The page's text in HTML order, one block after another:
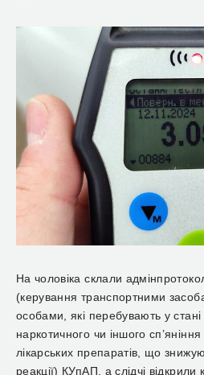
На чоловіка склали
(керування транспортними
особами, які перебувають у стані
наркотичного чи іншого
лікарських препаратів, що
реакції) КУпАП, а слідчі відкрили